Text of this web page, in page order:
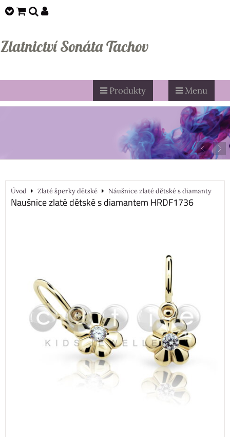
Zlatnictví Sonáta Tachov
Produkty Menu
Úvod Zlaté šperky dětské Náušnice zlaté dětské s diamanty
Naušnice zlaté dětské s diamantem HRDF1736